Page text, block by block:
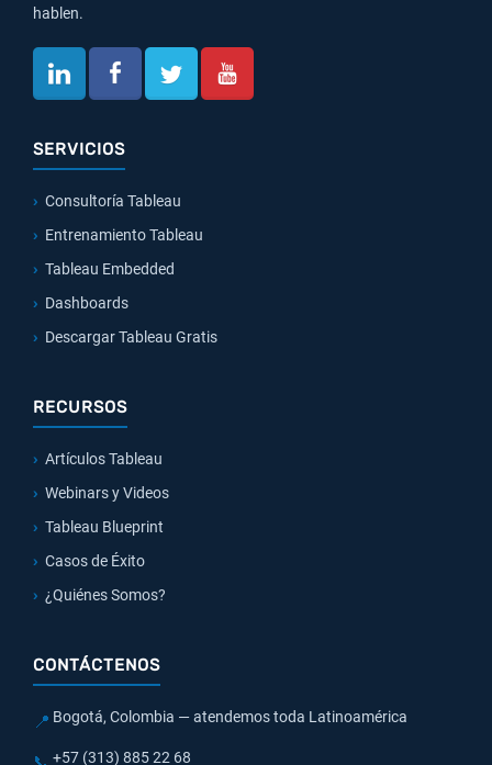
hablen.
SERVICIOS
Consultoría Tableau
Entrenamiento Tableau
Tableau Embedded
Dashboards
Descargar Tableau Gratis
RECURSOS
Artículos Tableau
Webinars y Videos
Tableau Blueprint
Casos de Éxito
¿Quiénes Somos?
CONTÁCTENOS
📍 Bogotá, Colombia — atendemos toda Latinoamérica
+57 (313) 885 22 68